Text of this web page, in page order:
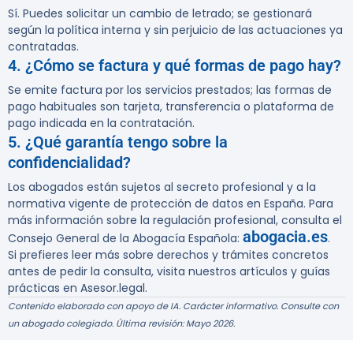
Sí. Puedes solicitar un cambio de letrado; se gestionará
según la política interna y sin perjuicio de las actuaciones ya
contratadas.
4. ¿Cómo se factura y qué formas de pago hay?
Se emite factura por los servicios prestados; las formas de
pago habituales son tarjeta, transferencia o plataforma de
pago indicada en la contratación.
5. ¿Qué garantía tengo sobre la
confidencialidad?
Los abogados están sujetos al secreto profesional y a la
normativa vigente de protección de datos en España. Para
más información sobre la regulación profesional, consulta el
Consejo General de la Abogacía Española: abogacia.es.
Si prefieres leer más sobre derechos y trámites concretos
antes de pedir la consulta, visita nuestros artículos y guías
prácticas en Asesor.legal.
Contenido elaborado con apoyo de IA. Carácter informativo. Consulte con
un abogado colegiado. Última revisión: Mayo 2026.